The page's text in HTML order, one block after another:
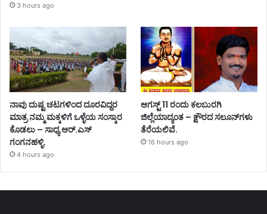
3 hours ago
ನಾವು ದುಷ್ಟ ಚಟಗಳಿಂದ ದೂರವಿದ್ದರ
ಮಾತ್ರ ನಮ್ಮ ಮಕ್ಕಳಿಗೆ ಒಳ್ಳೆಯ ಸಂಸ್ಕಾರ
ಕೊಡಲು – ಸಾಧ್ಯ ಆರ್.ಎಸ್
ಗಂಗನಹಳ್ಳಿ.
4 hours ago
ಆಗಸ್ಟ್ 11 ರಂದು ಕಲಬುರಗಿ
ಜಿಲ್ಲೆಯಾದ್ಯಂತ – ಕ್ಷೌರದ ಸಲೂನ್‌ಗಳು
ತೆರೆಯಲಿವೆ.
16 hours ago